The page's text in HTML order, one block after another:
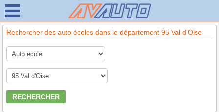
Rechercher des auto écoles dans le département 95 Val d'Oise
RECHERCHER